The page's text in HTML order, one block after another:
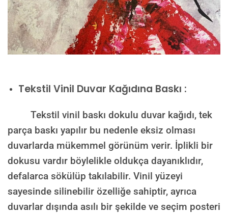
Tekstil Vinil Duvar Kağıdına Baskı :
Tekstil vinil baskı dokulu duvar kağıdı, tek
parça baskı yapılır bu nedenle eksiz olması
duvarlarda mükemmel görünüm verir. İplikli bir
dokusu vardır böylelikle oldukça dayanıklıdır,
defalarca sökülüp takılabilir. Vinil yüzeyi
sayesinde silinebilir özelliğe sahiptir, ayrıca
duvarlar dışında asılı bir şekilde ve seçim posteri